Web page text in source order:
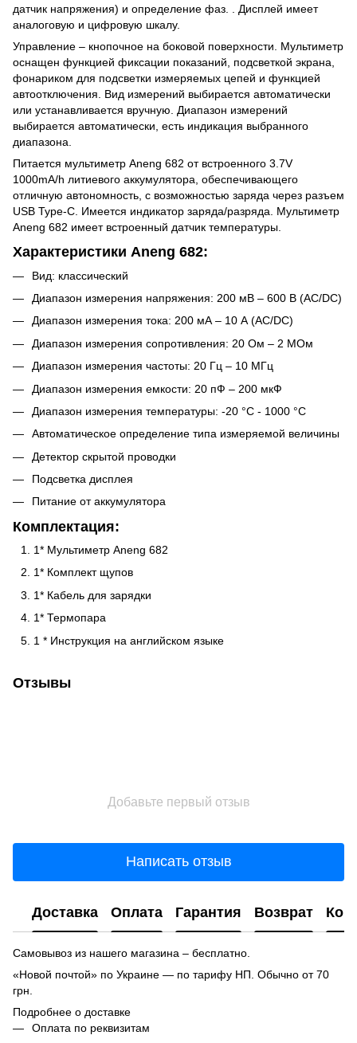
датчик напряжения) и определение фаз. . Дисплей имеет
аналоговую и цифровую шкалу.
Управление – кнопочное на боковой поверхности. Мультиметр
оснащен функцией фиксации показаний, подсветкой экрана,
фонариком для подсветки измеряемых цепей и функцией
автоотключения. Вид измерений выбирается автоматически
или устанавливается вручную. Диапазон измерений
выбирается автоматически, есть индикация выбранного
диапазона.
Питается мультиметр Aneng 682 от встроенного 3.7V
1000mA/h литиевого аккумулятора, обеспечивающего
отличную автономность, с возможностью заряда через разъем
USB Type-C. Имеется индикатор заряда/разряда. Мультиметр
Aneng 682 имеет встроенный датчик температуры.
Характеристики Aneng 682:
Вид: классический
Диапазон измерения напряжения: 200 мВ – 600 В (AC/DC)
Диапазон измерения тока: 200 мА – 10 А (AC/DC)
Диапазон измерения сопротивления: 20 Ом – 2 МОм
Диапазон измерения частоты: 20 Гц – 10 МГц
Диапазон измерения емкости: 20 пФ – 200 мкФ
Диапазон измерения температуры: -20 °C - 1000 °C
Автоматическое определение типа измеряемой величины
Детектор скрытой проводки
Подсветка дисплея
Питание от аккумулятора
Комплектация:
1* Мультиметр Aneng 682
1* Комплект щупов
1* Кабель для зарядки
1* Термопара
1 * Инструкция на английском языке
Отзывы
Добавьте первый отзыв
Написать отзыв
Доставка Оплата Гарантия Возврат
Самовывоз из нашего магазина – бесплатно.
«Новой почтой» по Украине — по тарифу НП. Обычно от 70
грн.
Подробнее о доставке
Оплата по реквизитам